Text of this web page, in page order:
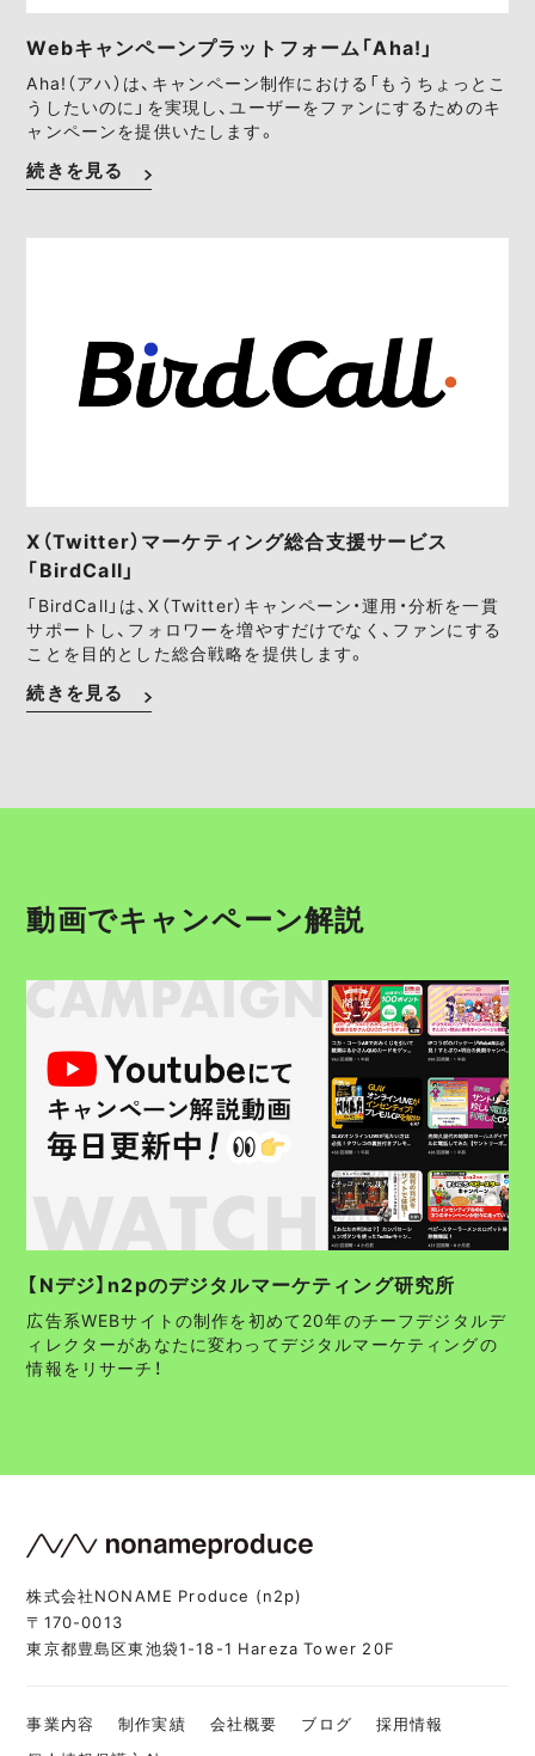
Webキャンペーンプラットフォーム「Aha!」
Aha!（アハ）は、キャンペーン制作における「もうちょっとこ
うしたいのに」を実現し、ユーザーをファンにするためのキ
ャンペーンを提供いたします。
続きを見る
X（Twitter）マーケティング総合支援サービス
「BirdCall」
「BirdCall」は、X（Twitter）キャンペーン・運用・分析を一貫
サポートし、フォロワーを増やすだけでなく、ファンにする
ことを目的とした総合戦略を提供します。
続きを見る
動画でキャンペーン解説
【Nデジ】n2pのデジタルマーケティング研究所
広告系WEBサイトの制作を初めて20年のチーフデジタルデ
ィレクターがあなたに変わってデジタルマーケティングの
情報をリサーチ！
株式会社NONAME Produce (n2p)
〒170-0013
東京都豊島区東池袋1-18-1 Hareza Tower 20F
事業内容 制作実績 会社概要 ブログ
採用情報